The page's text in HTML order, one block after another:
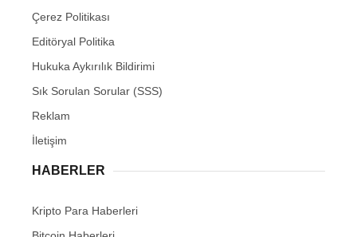
Çerez Politikası
Editöryal Politika
Hukuka Aykırılık Bildirimi
Sık Sorulan Sorular (SSS)
Reklam
İletişim
HABERLER
Kripto Para Haberleri